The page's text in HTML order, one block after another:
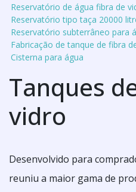
Reservatório de água fibra de
Reservatório tipo taça 20000
Reservatório subterrâneo para
Fabricação de tanque de fibra
Cisterna para água
Tanques
vidro
Desenvolvido para
reuniu a maior gama de